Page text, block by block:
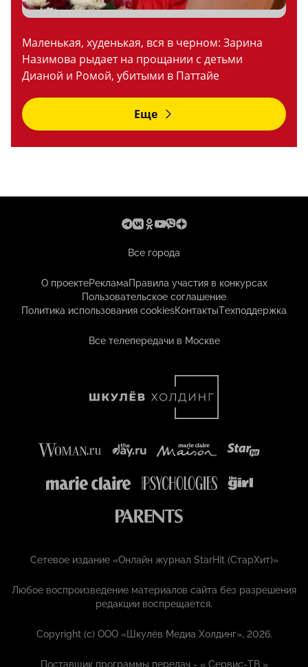
Маленькая, худенькая, вся в черном: Зарина
Назимова рыдает на прощании с детьми
Дианой и Ромой, убитыми в Паттайе
Еще
Все города
О проектеРекламаПравила участия в конкурсах
Пользовательское соглашение
Политика использования cookiesКонтактыТехподдержка
Все телепередачи в Москве
Сетевое издание «Онлайн журнал StarHit (СтарХит)»
Любое воспроизведение материалов сайта без разрешения
редакции воспрещается.
Copyright (с) ООО «Шкулёв Медиа Холдинг», 2026.
Поставщик программы передач - «Сервис-ТВ »